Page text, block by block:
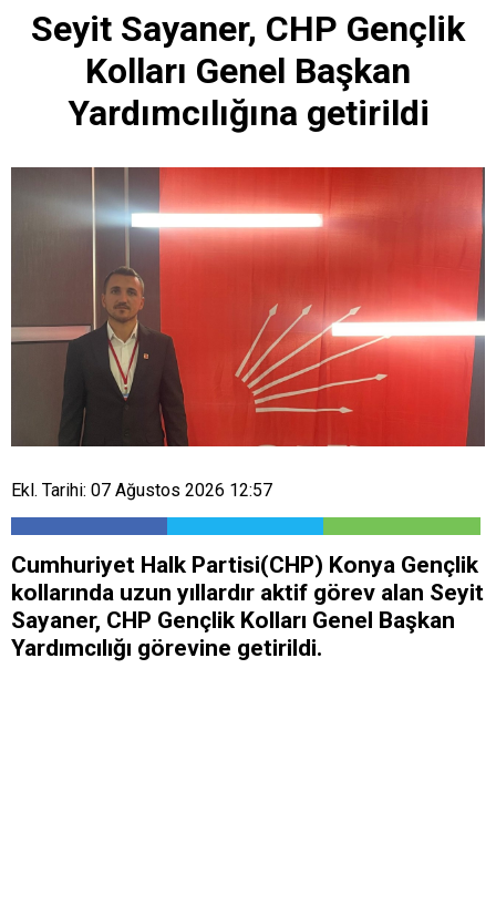
Seyit Sayaner, CHP Gençlik
Kolları Genel Başkan
Yardımcılığına getirildi
Ekl. Tarihi: 07 Ağustos 2026 12:57
Cumhuriyet Halk Partisi(CHP) Konya Gençlik
kollarında uzun yıllardır aktif görev alan Seyit
Sayaner, CHP Gençlik Kolları Genel Başkan
Yardımcılığı görevine getirildi.